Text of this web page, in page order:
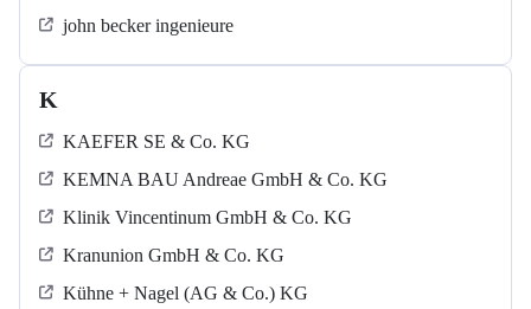
john becker ingenieure
K
KAEFER SE & Co. KG
KEMNA BAU Andreae GmbH & Co. KG
Klinik Vincentinum GmbH & Co. KG
Kranunion GmbH & Co. KG
Kühne + Nagel (AG & Co.) KG